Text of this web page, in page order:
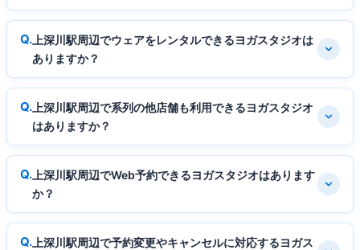
上深川駅周辺でウェアをレンタルできるヨガスタジオは
ありますか？
上深川駅周辺で系列の他店舗も利用できるヨガスタジオ
はありますか？
上深川駅周辺でWeb予約できるヨガスタジオはあります
か？
上深川駅周辺で予約変更やキャンセルに対応するヨガス